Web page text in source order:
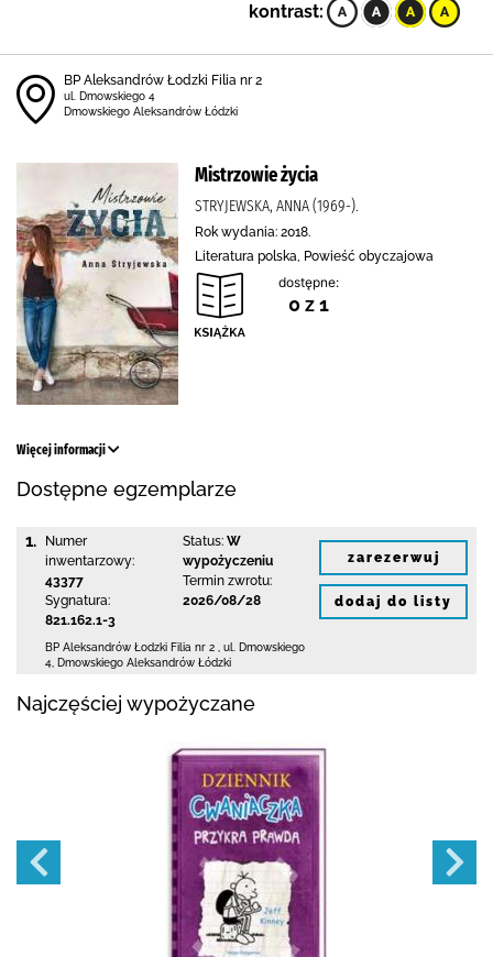
kontrast:
BP Aleksandrów Łodzki Filia nr 2
ul. Dmowskiego 4
Dmowskiego Aleksandrów Łódzki
Mistrzowie życia
STRYJEWSKA, ANNA (1969-).
Rok wydania: 2018.
Literatura polska, Powieść obyczajowa
dostępne:
0 z 1
Więcej informacji
Dostępne egzemplarze
1.
Numer
inwentarzowy:
43377
Sygnatura:
821.162.1-3
Status: W
wypożyczeniu
Termin zwrotu:
2026/08/28
BP Aleksandrów Łodzki Filia nr 2
ul. Dmowskiego
4 Dmowskiego Aleksandrów Łódzki
zarezerwuj
dodaj do listy
Najczęściej wypożyczane